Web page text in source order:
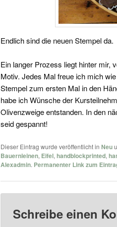
Endlich sind die neuen Stempel da.
Ein langer Prozess liegt hinter mir,
Motiv. Jedes Mal freue ich mich
Stempel zum ersten Mal in den
habe ich Wünsche der
Olivenzweige entstanden. In den
seid gespannt!
Dieser Eintrag wurde veröffentlicht in Neu
Bauernleinen, Eifel, handblockprinted,
Alexadmin. Permanenter Link zum
Schreibe einen